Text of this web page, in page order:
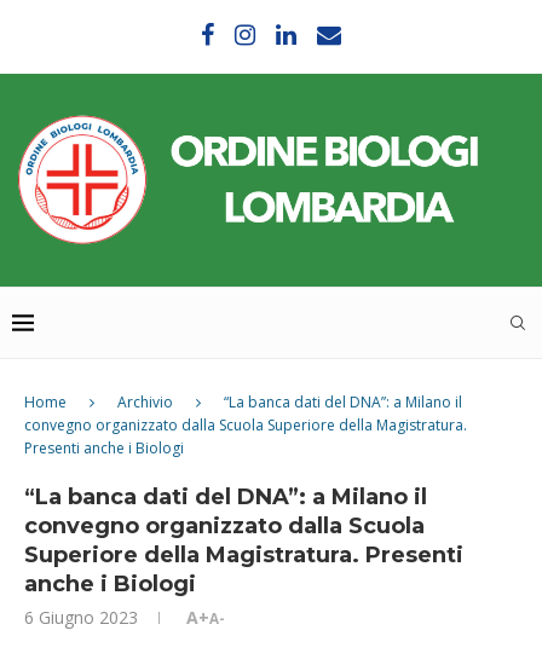
Home Archivio
“La banca dati del DNA”: a Milano il
convegno organizzato dalla Scuola Superiore della Magistratura.
Presenti anche i Biologi
“La banca dati del DNA”: a Milano il
convegno organizzato dalla Scuola
Superiore della Magistratura. Presenti
anche i Biologi
6 Giugno 2023 A+A-